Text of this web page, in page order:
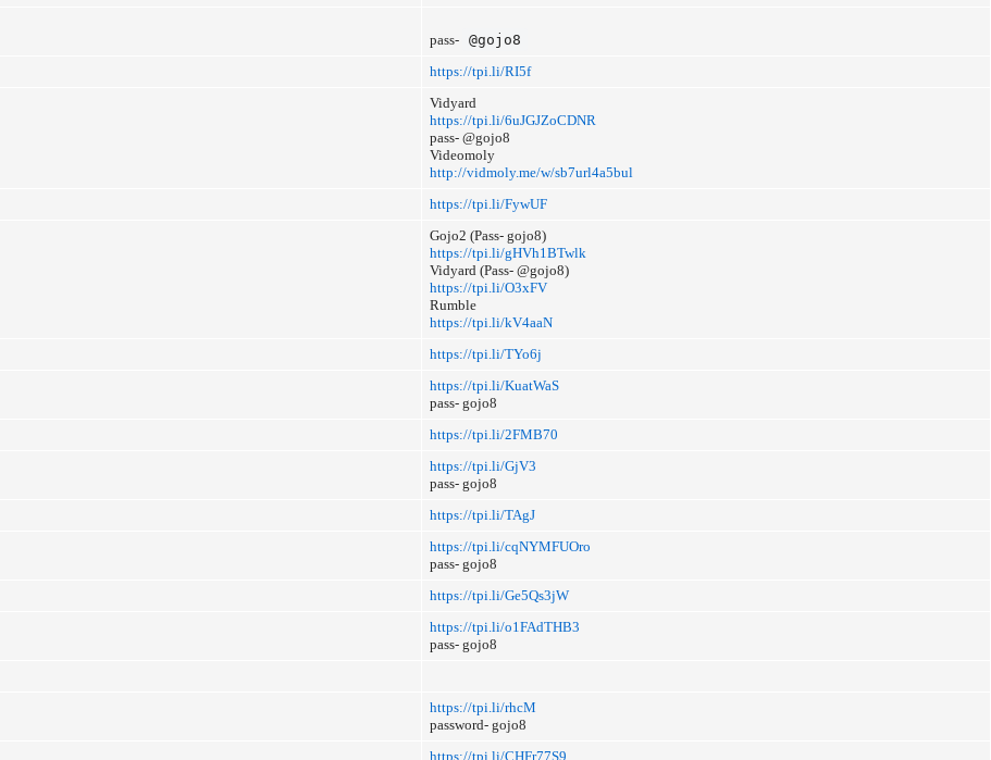
pass- @gojo8
https://tpi.li/RI5f
Vidyard
https://tpi.li/6uJGJZoCDNR
pass- @gojo8
Videomoly
http://vidmoly.me/w/sb7url4a5bul
https://tpi.li/FywUF
Gojo2 (Pass- gojo8)
https://tpi.li/gHVh1BTwlk
Vidyard (Pass- @gojo8)
https://tpi.li/O3xFV
Rumble
https://tpi.li/kV4aaN
https://tpi.li/TYo6j
https://tpi.li/KuatWaS
pass- gojo8
https://tpi.li/2FMB70
https://tpi.li/GjV3
pass- gojo8
https://tpi.li/TAgJ
https://tpi.li/cqNYMFUOro
pass- gojo8
https://tpi.li/Ge5Qs3jW
https://tpi.li/o1FAdTHB3
pass- gojo8
https://tpi.li/rhcM
password- gojo8
https://tpi.li/CHFr77S9